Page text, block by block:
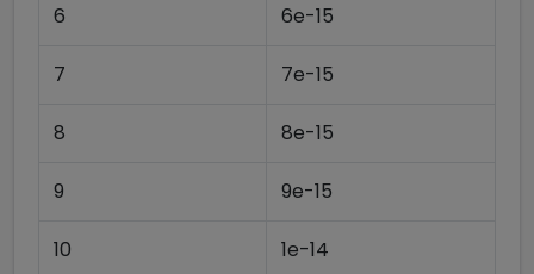
6 6e-15
7 7e-15
8 8e-15
9 9e-15
10 1e-14